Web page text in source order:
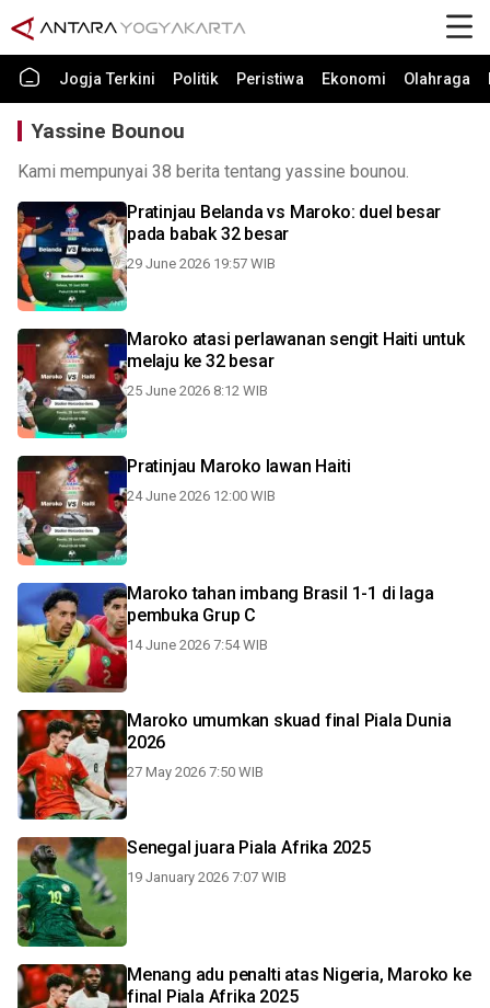
Jogja Terkini Politik Peristiwa Ekonomi Olahraga
Yassine Bounou
Kami mempunyai 38 berita tentang yassine bounou.
Pratinjau Belanda vs Maroko: duel besar
pada babak 32 besar
29 June 2026 19:57 WIB
Maroko atasi perlawanan sengit Haiti untuk
melaju ke 32 besar
25 June 2026 8:12 WIB
Pratinjau Maroko lawan Haiti
24 June 2026 12:00 WIB
Maroko tahan imbang Brasil 1-1 di laga
pembuka Grup C
14 June 2026 7:54 WIB
Maroko umumkan skuad final Piala Dunia
2026
27 May 2026 7:50 WIB
Senegal juara Piala Afrika 2025
19 January 2026 7:07 WIB
Menang adu penalti atas Nigeria, Maroko ke
final Piala Afrika 2025